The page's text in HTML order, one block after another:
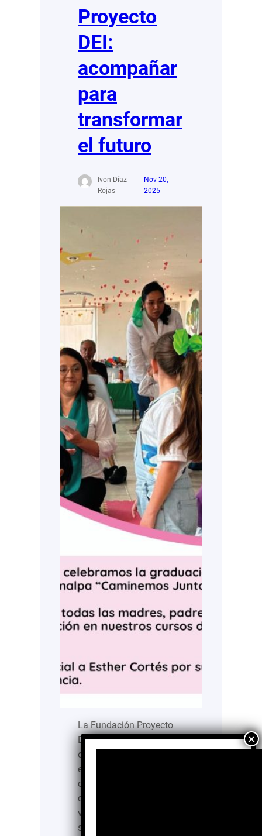
Proyecto
DEI:
acompañar
para
transformar
el futuro
Ivon Díaz
Rojas
Nov 20,
2025
La Fundación Proyecto
DEI fortalece a padres,
cuidadores y agentes
educativos en
comunidades vulnerables
de México, promoviendo
vínculos afectivos
seguros y una crianza